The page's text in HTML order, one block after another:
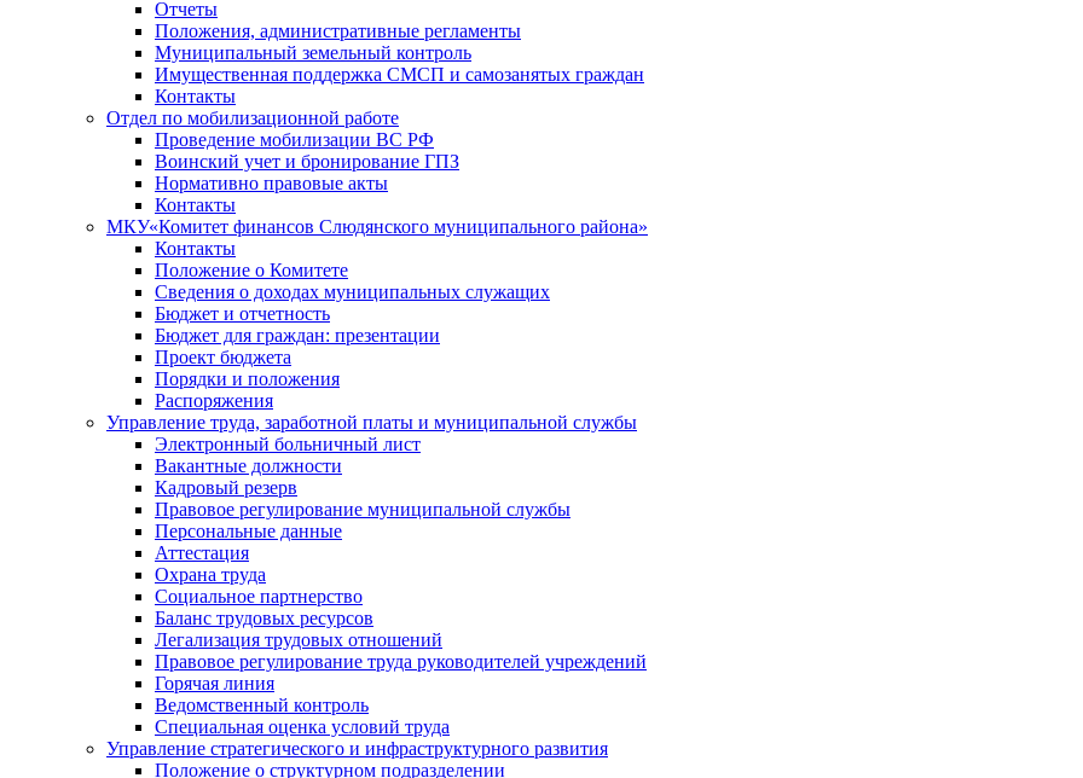
Отчеты
Положения, административные регламенты
Муниципальный земельный контроль
Имущественная поддержка СМСП и самозанятых граждан
Контакты
Отдел по мобилизационной работе
Проведение мобилизации ВС РФ
Воинский учет и бронирование ГПЗ
Нормативно правовые акты
Контакты
МКУ«Комитет финансов Слюдянского муниципального района»
Контакты
Положение о Комитете
Сведения о доходах муниципальных служащих
Бюджет и отчетность
Бюджет для граждан: презентации
Проект бюджета
Порядки и положения
Распоряжения
Управление труда, заработной платы и муниципальной службы
Электронный больничный лист
Вакантные должности
Кадровый резерв
Правовое регулирование муниципальной службы
Персональные данные
Аттестация
Охрана труда
Социальное партнерство
Баланс трудовых ресурсов
Легализация трудовых отношений
Правовое регулирование труда руководителей учреждений
Горячая линия
Ведомственный контроль
Специальная оценка условий труда
Управление стратегического и инфраструктурного развития
Положение о структурном подразделении